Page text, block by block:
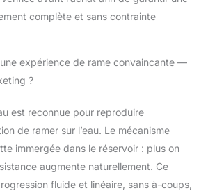
utilisateurs jusqu'à 200 cm de
confort et praticité.
complet de fitness :
physique complet, y compris
l'entraînement
et de l'endurance, la
et l'entraînement de la
tronc, la perte de graisse,
de la flexibilité et la relaxation
une méthode d'exercice
faible impact pour tout le
complète et sans contrainte
une expérience de rame convaincante —
?
est reconnue pour reproduire
de ramer sur l’eau. Le mécanisme
immergée dans le réservoir : plus on
augmente naturellement. Ce
fluide et linéaire, sans à-coups,